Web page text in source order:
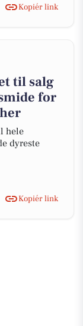
Kopiér link
til salg
for
hele
dyreste
Kopiér link